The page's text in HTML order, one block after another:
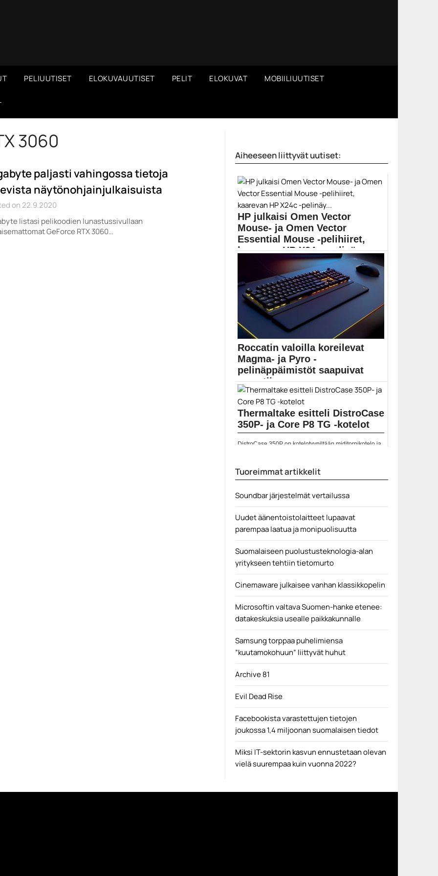
PELIUUTISET ELOKUVAUUTISET PELIT ELOKUVAT MOBIILIUUTISET
3060
paljasti vahingossa tietoja
näytönohjainjulkaisuista
on 22.9.2020
listasi pelikoodien lunastussivullaan
GeForce RTX 3060…
Aiheeseen liittyvät uutiset:
HP julkaisi Omen Vector
Mouse- ja Omen Vector
Essential Mouse -pelihiiret,
kaarevan HP X24c -pelinäy...
Pelikannettavien lisäksi HP julkaisi myös liudan
oheislaitteita. Uutuuksia...
HP
Roccatin valoilla koreilevat
Magma- ja Pyro -
pelinäppäimistöt saapuivat
myyntiin
Roccatin pelinäppäimistömalliston uusimmat jäsenet
ovat saapuneet myytiin. Kalvokupukytkimiin...
pelinäppäimistöt
Thermaltake esitteli DistroCase
350P- ja Core P8 TG -kotelot
DistroCase 350P on kotelotyypiltään miditornikotelo ja
Tuoreimmat artikkelit
Soundbar järjestelmät vertailussa
Uudet äänentoistolaitteet lupaavat
parempaa laatua ja monipuolisuutta
Suomalaiseen puolustusteknologia-alan
yritykseen tehtiin tietomurto
Cinemaware julkaisee vanhan klassikkopelin
Microsoftin valtava Suomen-hanke etenee:
datakeskuksia usealle paikkakunnalle
Samsung torppaa puhelimiensa
”kuutamokohuun” liittyvät huhut
Archive 81
Evil Dead Rise
Facebookista varastettujen tietojen
joukossa 1,4 miljoonan suomalaisen tiedot
Miksi IT-sektorin kasvun ennustetaan olevan
vielä suurempaa kuin vuonna 2022?